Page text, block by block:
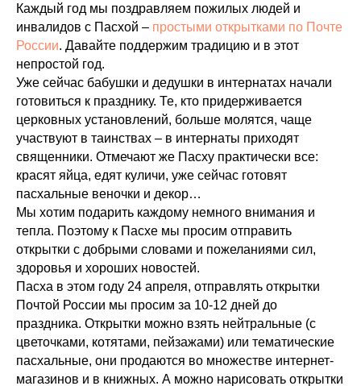
Каждый год мы поздравляем пожилых людей и
инвалидов с Пасхой – простыми открытками по Почте
России. Давайте поддержим традицию и в этот
непростой год.
Уже сейчас бабушки и дедушки в интернатах начали
готовиться к празднику. Те, кто придерживается
церковных установлений, больше молятся, чаще
участвуют в таинствах – в интернаты приходят
священники. Отмечают же Пасху практически все:
красят яйца, едят куличи, уже сейчас готовят
пасхальные веночки и декор…
Мы хотим подарить каждому немного внимания и
тепла. Поэтому к Пасхе мы просим отправить
открытки с добрыми словами и пожеланиями сил,
здоровья и хороших новостей.
Пасха в этом году 24 апреля, отправлять открытки
Почтой России мы просим за 10-12 дней до
праздника. Открытки можно взять нейтральные (с
цветочками, котятами, пейзажами) или тематические
пасхальные, они продаются во множестве интернет-
магазинов и в книжных. А можно нарисовать открытки